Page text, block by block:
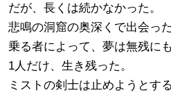
だが、長くは続かなかった。
悲鳴の洞窟の奥深くで出会っ
乗る者によって、夢は無残に
1人だけ、生き残った。
ミストの剣士は止めようとす